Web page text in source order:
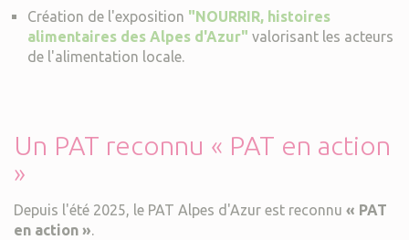
Création de l'exposition "NOURRIR, histoires
alimentaires des Alpes d'Azur" valorisant les acteurs
de l'alimentation locale.
Un PAT reconnu « PAT en action
»
Depuis l'été 2025, le PAT Alpes d'Azur est reconnu « PAT
en action ».